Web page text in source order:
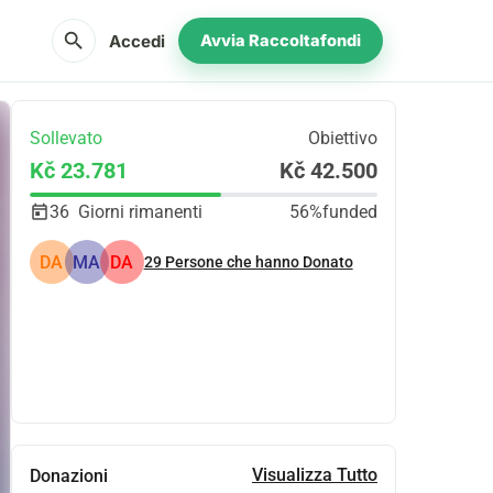
search Accedi Avvia Raccoltafondi
Sollevato Obiettivo
Kč 23.781 Kč 42.500
36 Giorni rimanenti 56%funded
DA MA DA 29 Persone che hanno Donato
Donazioni Visualizza Tutto